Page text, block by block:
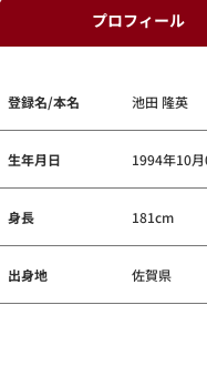
プロフィール
登録名/本名 池田 隆英
生年月日 1994年10月
身長 181cm
出身地 佐賀県